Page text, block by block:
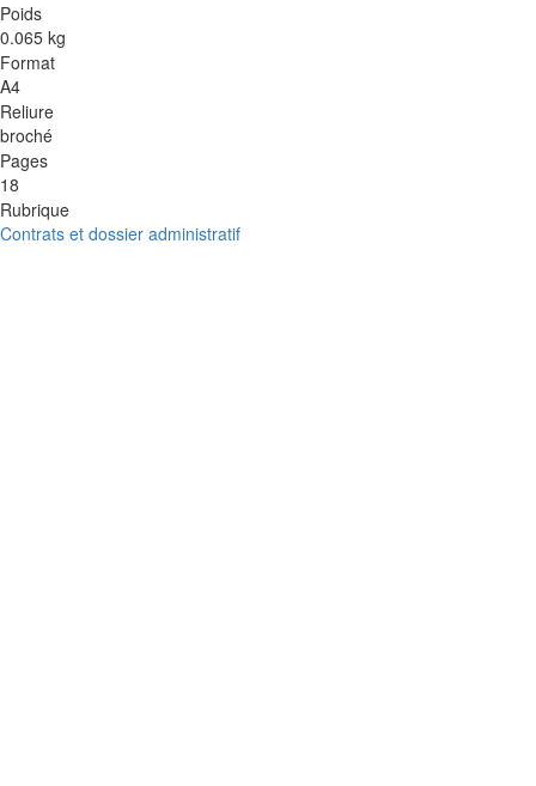
Poids
0.065 kg
Format
A4
Reliure
broché
Pages
18
Rubrique
Contrats et dossier administratif